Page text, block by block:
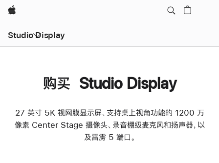
Apple
Studio Display
购买 Studio Display
27 英寸 5K 视网膜显示屏、支持桌上视角功能的 1200 万
像素 Center Stage 摄像头、录音棚级麦克风和扬声器，以
及雷雳 5 端口。